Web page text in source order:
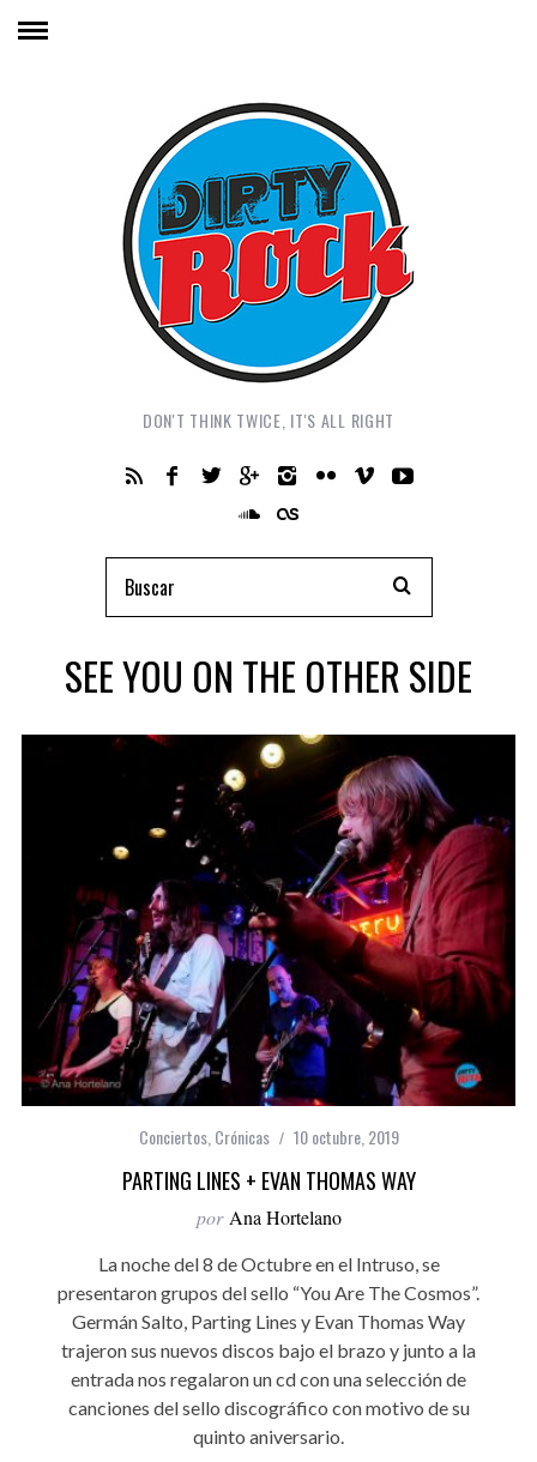
DON'T THINK TWICE, IT'S ALL RIGHT
SEE YOU ON THE OTHER SIDE
Conciertos, Crónicas 10 octubre, 2019
PARTING LINES + EVAN THOMAS WAY
por Ana Hortelano
La noche del 8 de Octubre en el Intruso, se
presentaron grupos del sello “You Are The Cosmos”.
Germán Salto, Parting Lines y Evan Thomas Way
trajeron sus nuevos discos bajo el brazo y junto a la
entrada nos regalaron un cd con una selección de
canciones del sello discográfico con motivo de su
quinto aniversario.